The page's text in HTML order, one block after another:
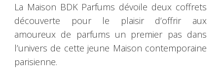
La Maison BDK Parfums dévoile deux coffrets
découverte pour le plaisir d’offrir aux
amoureux de parfums un premier pas dans
l’univers de cette jeune Maison contemporaine
parisienne.